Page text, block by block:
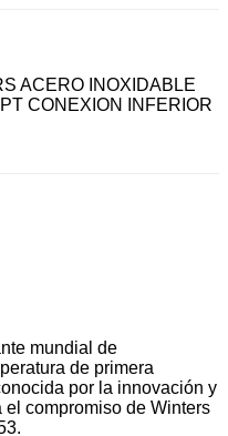
ACERO INOXIDABLE
CONEXION INFERIOR
mundial de
de primera
por la innovación y
compromiso de Winters